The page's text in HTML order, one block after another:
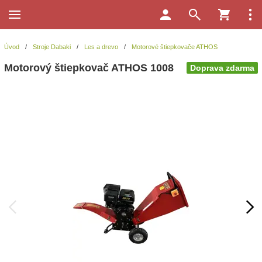
Úvod / Stroje Dabaki / Les a drevo / Motorové štiepkovače ATHOS
Doprava zdarma
Motorový štiepkovač ATHOS 1008